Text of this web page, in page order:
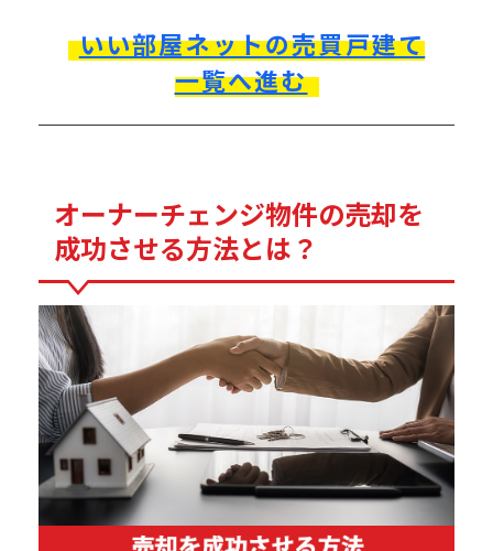
いい部屋ネットの売買戸建て
一覧へ進む
オーナーチェンジ物件の売却を
成功させる方法とは？